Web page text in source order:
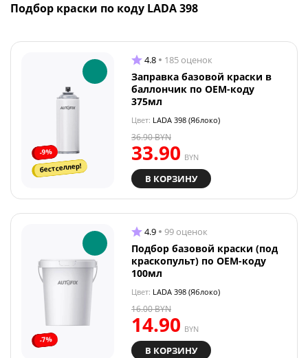
Подбор краски по коду LADA 398
-9%
бестселлер!
4.8 185 оценок
Заправка базовой краски в
баллончик по OEM-коду
375мл
Цвет: LADA 398 (Яблоко)
33.90 BYN
36.90BYN
В КОРЗИНУ
-7%
4.9 99 оценок
Подбор базовой краски (под
краскопульт) по OEM-коду
100мл
Цвет: LADA 398 (Яблоко)
14.90 BYN
16.00BYN
В КОРЗИНУ